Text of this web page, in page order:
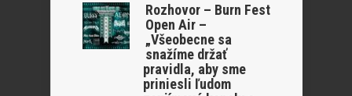
Rozhovor – Burn Fest
Open Air –
„Všeobecne sa
snažíme držať
pravidla, aby sme
priniesli ľudom